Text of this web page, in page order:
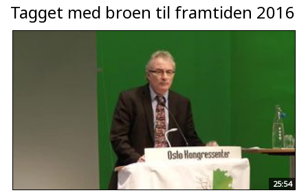
Tagget med broen til framtiden 2016
25:54